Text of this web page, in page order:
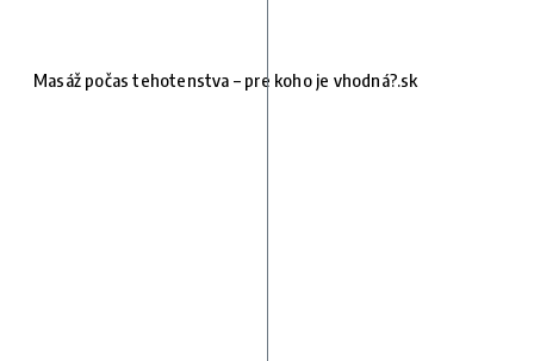
Masáž počas tehotenstva – pre koho je vhodná?.sk